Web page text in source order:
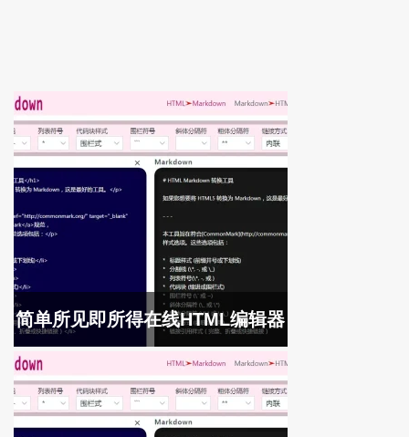
简单所见即所得在线HTML编辑器